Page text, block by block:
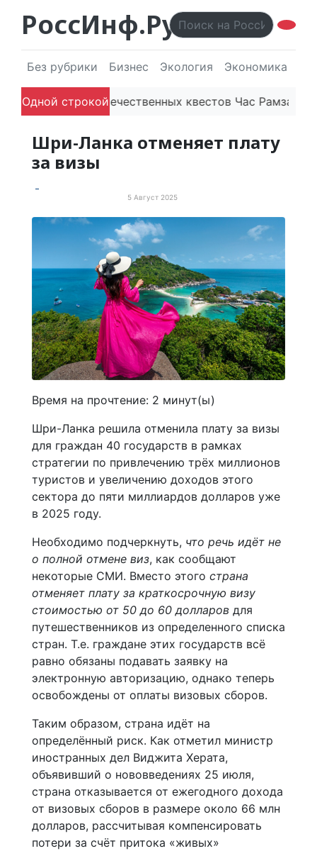
РоссИнф.Ру
Без рубрики Бизнес Экология Экономика
Одной строкой
отечественных квестов Час Рамзая готовит
Шри-Ланка отменяет плату
за визы
5 Август 2025
Время на прочтение: 2 минут(ы)
Шри-Ланка решила отменила плату за визы
для граждан 40 государств в рамках
стратегии по привлечению трёх миллионов
туристов и увеличению доходов этого
сектора до пяти миллиардов долларов уже
в 2025 году.
Необходимо подчеркнуть, что речь идёт не
о полной отмене виз, как сообщают
некоторые СМИ. Вместо этого страна
отменяет плату за краткосрочную визу
стоимостью от 50 до 60 долларов для
путешественников из определенного списка
стран. Т.е. граждане этих государств всё
равно обязаны подавать заявку на
электронную авторизацию, однако теперь
освобождены от оплаты визовых сборов.
Таким образом, страна идёт на
определённый риск. Как отметил министр
иностранных дел Виджита Херата,
объявивший о нововведениях 25 июля,
страна отказывается от ежегодного дохода
от визовых сборов в размере около 66 млн
долларов, рассчитывая компенсировать
потери за счёт притока «живых»